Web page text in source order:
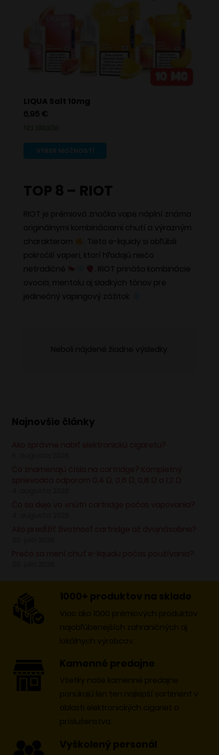
Možnosti
LIQUA Salt 10mg
6,95 €
VÝBER MOŽNOSTÍ
viacero
Možnosti
si
môžete
vybrať
na
stránke
produktu.
TOP 8 – RIOT
RIOT je prémiová značka vape náplní známa
originálnymi kombináciami chutí a výrazným
charakterom
. Tieto e-liquidy si obľúbili
pokročilí vaperi, ktorí hľadajú niečo
netradičné
. RIOT prináša kombinácie
ovocia, mentolu aj sladkých tónov pre
jedinečný vapingový zážitok
Neboli nájdené žiadne výsledky.
Najnovšie články
1000+ produktov na sklade
Viac ako 1000 prémiových produktov
najobľúbenejších zahraničných aj
lokálnych výrobcov.
Kamenné predajne
Všetky naše kamenné predajne
ponúkajú len ten najlepší sortiment v
oblasti elektronických cigariet a
príslušenstva.
Vyškolený personál